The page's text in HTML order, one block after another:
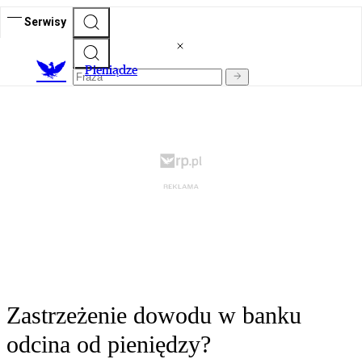
Serwisy
Pieniądze
Zastrzeżenie dowodu w banku
odcina od pieniędzy?